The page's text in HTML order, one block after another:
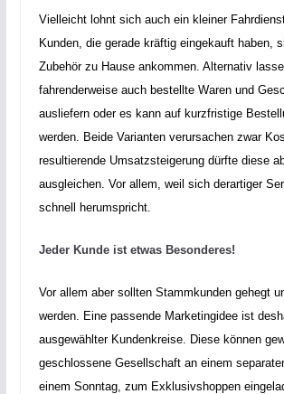
Vielleicht lohnt sich auch ein kleiner
Kunden, die gerade kräftig eingekauft haben,
Zubehör zu Hause ankommen. Alternativ
fahrenderweise auch bestellte Waren und
ausliefern oder es kann auf kurzfristige
werden. Beide Varianten verursachen zwar
resultierende Umsatzsteigerung dürfte diese
ausgleichen. Vor allem, weil sich derartiger
schnell herumspricht.
Jeder Kunde ist etwas Besonderes!
Vor allem aber sollten Stammkunden gehegt
werden. Eine passende Marketingidee ist
ausgewählter Kundenkreise. Diese können
geschlossene Gesellschaft an einem
einem Sonntag, zum Exklusivshoppen